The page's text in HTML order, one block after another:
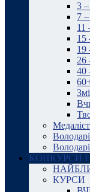
3 –
7
11
15
19
26
40
КОНКУРСИ
КУРСИ